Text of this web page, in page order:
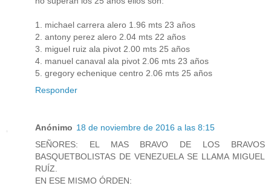
1. michael carrera alero 1.96 mts 23 años
2. antony perez alero 2.04 mts 22 años
3. miguel ruiz ala pivot 2.00 mts 25 años
4. manuel canaval ala pivot 2.06 mts 23 años
5. gregory echenique centro 2.06 mts 25 años
Responder
Anónimo 18 de noviembre de 2016 a las 8:15
SEÑORES: EL MAS BRAVO DE LOS BRAVOS
BASQUETBOLISTAS DE VENEZUELA SE LLAMA MIGUEL
RUÍZ.
EN ESE MISMO ÓRDEN: